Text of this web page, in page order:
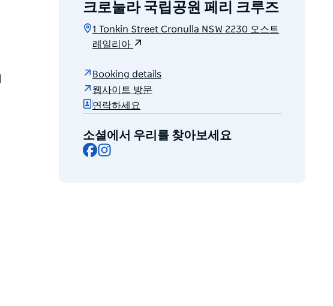
크로눌라 국립공원 페리 크루즈
1 Tonkin Street Cronulla NSW 2230 오스트
레일리아
Booking details
웹사이트 방문
연락하세요
소셜에서 우리를 찾아보세요
Facebook